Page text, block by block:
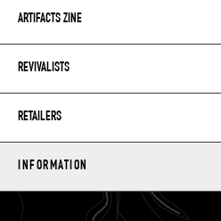
ARTIFACTS ZINE
REVIVALISTS
RETAILERS
INFORMATION